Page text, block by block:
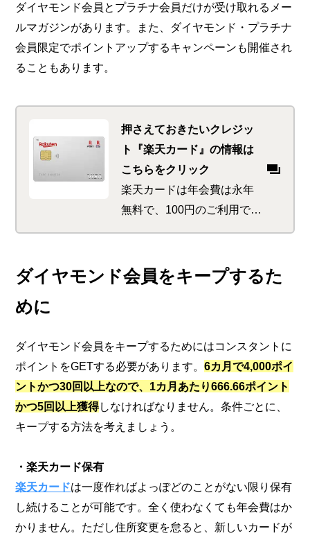
ダイヤモンド会員とプラチナ会員だけが受け取れるメー
ルマガジンがあります。また、ダイヤモンド・プラチナ
会員限定でポイントアップするキャンペーンも開催され
ることもあります。
押さえておきたいクレジッ
ト『楽天カード』の情報は
こちらをクリック
楽天カードは年会費は永年
無料で、100円のご利用で1
円相当の楽天ポイントが貯
ではポイントが最大3倍と、
ポイントサービスが充実。
ダイヤモンド会員をキープするた
めに
ダイヤモンド会員をキープするためにはコンスタントに
ポイントをGETする必要があります。6カ月で4,000ポイ
ントかつ30回以上なので、1カ月あたり666.66ポイント
かつ5回以上獲得しなければなりません。条件ごとに、
キープする方法を考えましょう。
・楽天カード保有
楽天カードは一度作ればよっぽどのことがない限り保有
し続けることが可能です。全く使わなくても年会費はか
かりません。ただし住所変更を怠ると、新しいカードが